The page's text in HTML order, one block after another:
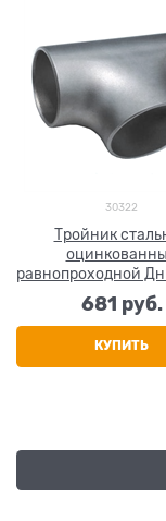
30322
Тройник
равнопроходной Дн
(Ду 20)
ГОСТ 17376-
681 руб.
КУПИТЬ